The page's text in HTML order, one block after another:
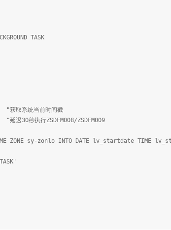
TASK
获取系统当前时间戳
30秒执行ZSDFM008/ZSDFM009
ZONE sy-zonlo INTO DATE lv_startdate TIME